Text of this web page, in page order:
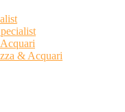
& Acquari